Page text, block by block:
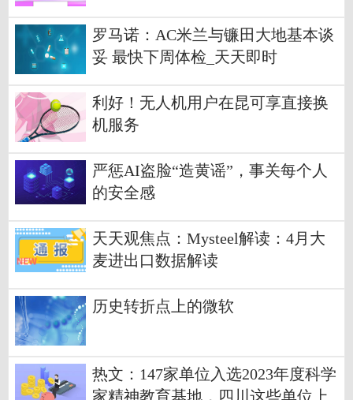
罗马诺：AC米兰与镰田大地基本谈
妥 最快下周体检_天天即时
利好！无人机用户在昆可享直接换
机服务
严惩AI盗脸“造黄谣”，事关每个人
的安全感
天天观焦点：Mysteel解读：4月大
麦进出口数据解读
历史转折点上的微软
热文：147家单位入选2023年度科学
家精神教育基地，四川这些单位上